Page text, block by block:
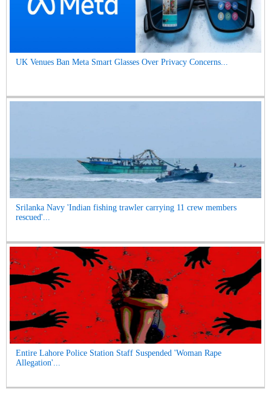
UK Venues Ban Meta Smart Glasses Over Privacy Concerns...
Srilanka Navy 'Indian fishing trawler carrying 11 crew members
rescued'...
Entire Lahore Police Station Staff Suspended 'Woman Rape
Allegation'...